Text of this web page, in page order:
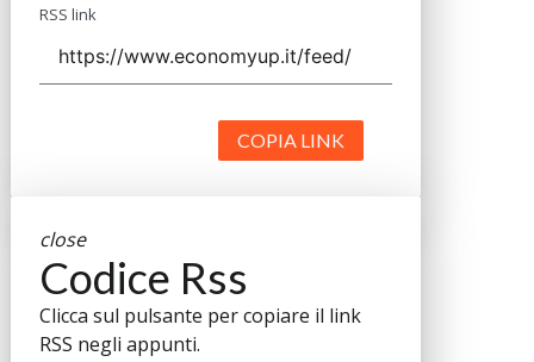
RSS link
COPIA LINK
close
Codice Rss
Clicca sul pulsante per copiare il link
RSS negli appunti.